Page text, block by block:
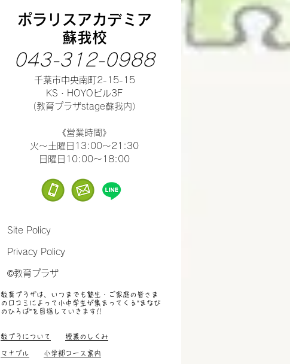
ポラリスアカデミア
蘇我校
043-312-0988
千葉市中央南町2-15-15
​KS・HOYOビル3F
（教育プラザstage蘇我内）
​《営業時間》
火～土曜日13:00～21:30
​日曜日10:00～18:00
Site Policy
Privacy Policy
©教育プラザ
教育プラザは、いつまでも塾生・ご家庭の皆さま
の口コミによって小中学生が集まってくる“まなび
のひろば”を目指していきます !!
教プラについて 授業のしくみ
マナブル 小学部コース案内